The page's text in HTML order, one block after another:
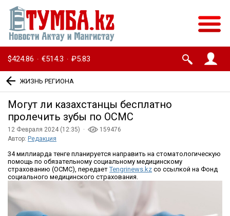
$424.86 · €514.3 · ₽5.83
ЖИЗНЬ РЕГИОНА
Могут ли казахстанцы бесплатно
пролечить зубы по ОСМС
12 Февраля 2024 (12:35) ·
159476
Автор: Редакция
34 миллиарда тенге планируется направить на стоматологическую
помощь по обязательному социальному медицинскому
страхованию (ОСМС), передаетTengrinews.kz со ссылкой на Фонд
социального медицинского страхования.